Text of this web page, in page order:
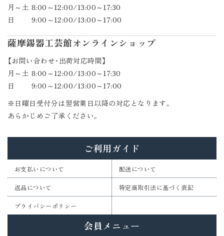
月～土 8:00～12:00/13:00～17:30
日 9:00～12:00/13:00～17:00
薩摩錫器工芸館オンラインショップ
【お問い合わせ・出荷対応時間】
月～土 8:00～12:00/13:00～17:30
日 9:00～12:00/13:00～17:00
※日曜日受付分は翌営業日以降の対応となります。
あらかじめご了承ください。
ご利用ガイド
お支払いについて 配送について
返品について 特定商取引法に基づく表記
プライバシーポリシー
会員メニュー